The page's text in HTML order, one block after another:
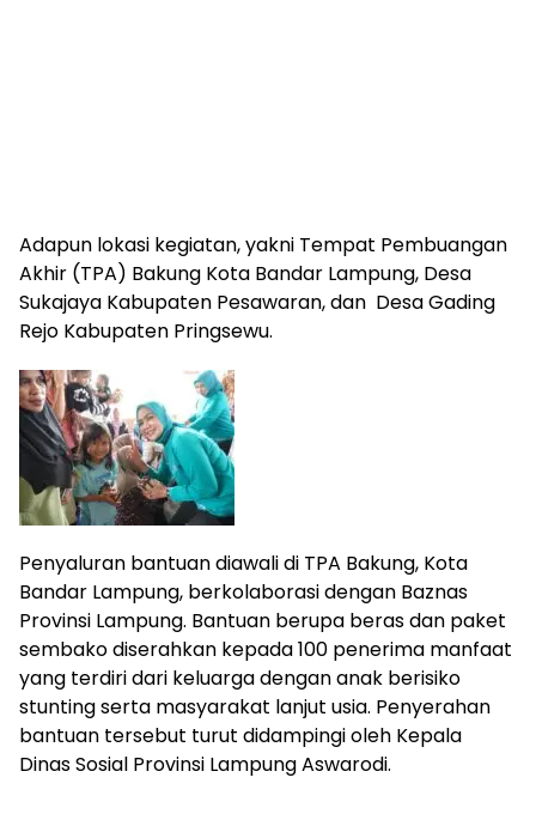
Adapun lokasi kegiatan, yakni Tempat Pembuangan
Akhir (TPA) Bakung Kota Bandar Lampung, Desa
Sukajaya Kabupaten Pesawaran, dan Desa Gading
Rejo Kabupaten Pringsewu.
Penyaluran bantuan diawali di TPA Bakung, Kota
Bandar Lampung, berkolaborasi dengan Baznas
Provinsi Lampung. Bantuan berupa beras dan paket
sembako diserahkan kepada 100 penerima manfaat
yang terdiri dari keluarga dengan anak berisiko
stunting serta masyarakat lanjut usia. Penyerahan
bantuan tersebut turut didampingi oleh Kepala
Dinas Sosial Provinsi Lampung Aswarodi.